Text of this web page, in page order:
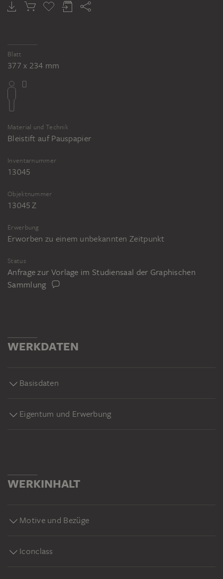
Blatt
377 x 234 mm
Material und Technik
Bleistift auf Pauspapier
Inventarnummer
13045
Objektnummer
13045 Z
Erwerbung
Erworben zu einem unbekannten Zeitpunkt
Status
Anfrage zur Vorlage im Studiensaal der Graphischen
Sammlung
WERKDATEN
Basisdaten
Eigentum und Erwerbung
WERKINHALT
Motive und Bezüge
Iconclass